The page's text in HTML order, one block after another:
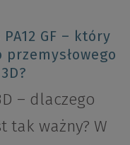
PA12 GF – który
– dlaczego
tak ważny? W